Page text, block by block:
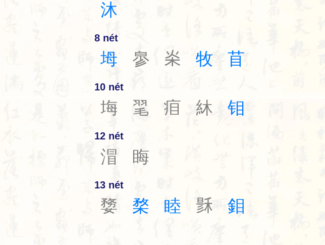
沐
8 nét
坶 㣎 𣏦 牧 苜
10 nét
㙁 毣 㾇 䊾 钼
12 nét
㴘 䀲
13 nét
㜈 楘 睦 𥟟 鉬